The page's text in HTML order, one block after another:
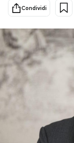
Economia
PODCAST
I MIEI PREFERITI
Condividi